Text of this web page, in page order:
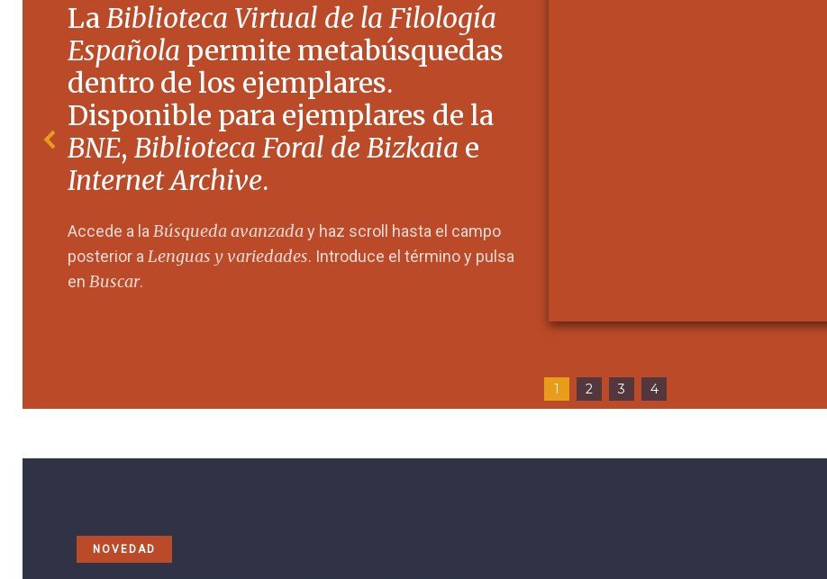
LaBiblioteca Virtual de la Filología
Española permite metabúsquedas
dentro de los ejemplares.
Disponible para ejemplares de la
BNE, Biblioteca Foral de Bizkaia e
Internet Archive.
Accede a laBúsqueda avanzaday haz scroll hasta el campo
posterior aLenguas y variedades. Introduce el término y pulsa
en Buscar.
1 2 3 4
NOVEDAD